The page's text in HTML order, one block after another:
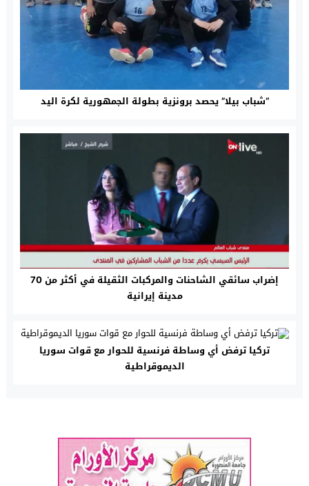
“شباب بيلا” يحصد برونزية بطولة الجمهورية لكرة اليد
إضراب سائقي الشاحنات والمركبات الثقيلة في أكثر من 70
مدينة إيرانية
تركيا ترفض أي وساطة فرنسية للحوار مع قوات سوريا
الديموقراطية